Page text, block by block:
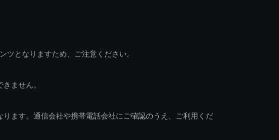
ツとなりますため、ご注意ください。
ません。
ます。通信会社や携帯電話会社にご確認のうえ、ご利用くだ